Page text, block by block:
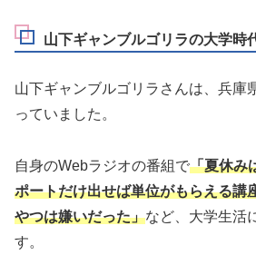
山下ギャンブルゴリラの大学時
山下ギャンブルゴリラさんは、兵庫
っていました。
自身のWebラジオの番組で「夏休み
ポートだけ出せば単位がもらえる講
やつは嫌いだった」など、大学生活
す。